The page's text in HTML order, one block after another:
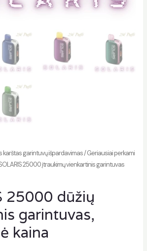
karštas garintuvų išpardavimas/Geriausiai perkami
25000 įtraukimų vienkartinis garintuvas
25000 dūžių
garintuvas,
kaina